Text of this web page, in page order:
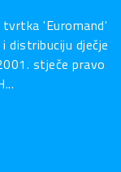
'Euromand'
distribuciju dječje
stječe pravo